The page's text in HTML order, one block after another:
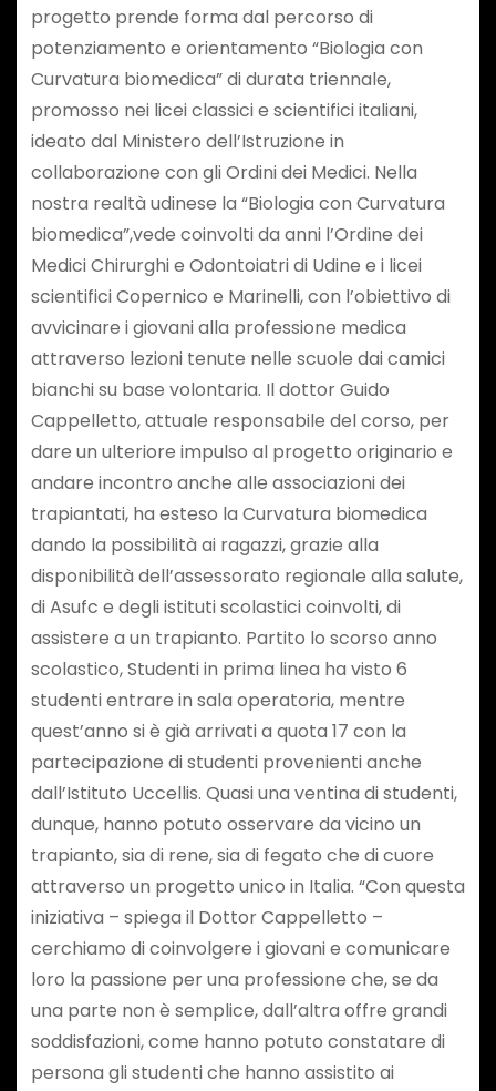
progetto prende forma dal percorso di
potenziamento e orientamento “Biologia con
Curvatura biomedica” di durata triennale,
promosso nei licei classici e scientifici italiani,
ideato dal Ministero dell’Istruzione in
collaborazione con gli Ordini dei Medici. Nella
nostra realtà udinese la “Biologia con Curvatura
biomedica”,vede coinvolti da anni l’Ordine dei
Medici Chirurghi e Odontoiatri di Udine e i licei
scientifici Copernico e Marinelli, con l’obiettivo di
avvicinare i giovani alla professione medica
attraverso lezioni tenute nelle scuole dai camici
bianchi su base volontaria. Il dottor Guido
Cappelletto, attuale responsabile del corso, per
dare un ulteriore impulso al progetto originario e
andare incontro anche alle associazioni dei
trapiantati, ha esteso la Curvatura biomedica
dando la possibilità ai ragazzi, grazie alla
disponibilità dell’assessorato regionale alla salute,
di Asufc e degli istituti scolastici coinvolti, di
assistere a un trapianto. Partito lo scorso anno
scolastico, Studenti in prima linea ha visto 6
studenti entrare in sala operatoria, mentre
quest’anno si è già arrivati a quota 17 con la
partecipazione di studenti provenienti anche
dall’Istituto Uccellis. Quasi una ventina di studenti,
dunque, hanno potuto osservare da vicino un
trapianto, sia di rene, sia di fegato che di cuore
attraverso un progetto unico in Italia. “Con questa
iniziativa – spiega il Dottor Cappelletto –
cerchiamo di coinvolgere i giovani e comunicare
loro la passione per una professione che, se da
una parte non è semplice, dall’altra offre grandi
soddisfazioni, come hanno potuto constatare di
persona gli studenti che hanno assistito ai